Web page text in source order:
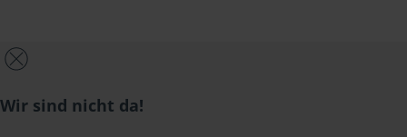
Wir sind nicht da!